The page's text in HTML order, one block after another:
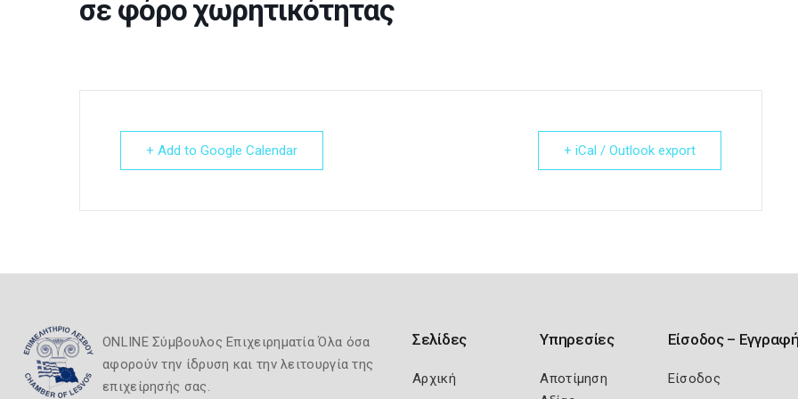
σε φόρο χωρητικότητας
+ Add to Google Calendar + iCal / Outlook export
ONLINE Σύμβουλος Επιχειρηματία Όλα όσα
αφορούν την ίδρυση και την λειτουργία της
επιχείρησής σας.
Σελίδες
Αρχική
Υπηρεσίες
Αποτίμηση
Είσοδος –
Είσοδος